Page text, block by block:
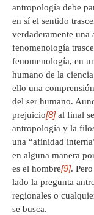
antropología debe
en sí el sentido
verdaderamente
fenomenología
fenomenología, en
humano de la
ello una
del ser humano.
prejuicio[8]al final
antropología y la
una “afinidad
en alguna manera
es el hombre[9].
lado la pregunta
regionales o
se busca.